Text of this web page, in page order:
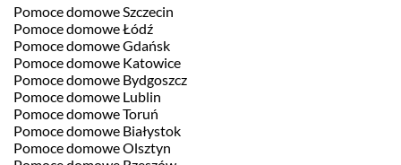
Pomoce domowe Szczecin
Pomoce domowe Łódź
Pomoce domowe Gdańsk
Pomoce domowe Katowice
Pomoce domowe Bydgoszcz
Pomoce domowe Lublin
Pomoce domowe Toruń
Pomoce domowe Białystok
Pomoce domowe Olsztyn